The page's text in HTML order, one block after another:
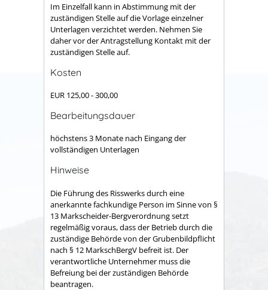
Im Einzelfall kann in Abstimmung mit der
zuständigen Stelle auf die Vorlage einzelner
Unterlagen verzichtet werden. Nehmen Sie
daher vor der Antragstellung Kontakt mit der
zuständigen Stelle auf.
Kosten
EUR 125,00 - 300,00
Bearbeitungsdauer
höchstens 3 Monate nach Eingang der
vollständigen Unterlagen
Hinweise
Die Führung des Risswerks durch eine
anerkannte fachkundige Person im Sinne von §
13 Markscheider-Bergverordnung setzt
regelmäßig voraus, dass der Betrieb durch die
zuständige Behörde von der Grubenbildpflicht
nach § 12 MarkschBergV befreit ist. Der
verantwortliche Unternehmer muss die
Befreiung bei der zuständigen Behörde
beantragen.